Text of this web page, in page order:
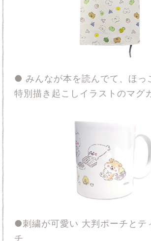
● みんなが本を読んでて、ほっ
特別描き起こしイラストのマグ
●刺繍が可愛い 大判ポーチとテ
チ